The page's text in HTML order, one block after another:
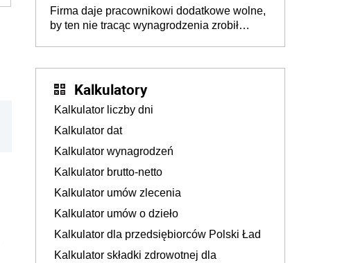
Firma daje pracownikowi dodatkowe wolne,
by ten nie tracąc wynagrodzenia zrobił
Kalkulatory
Kalkulator liczby dni
Kalkulator dat
Kalkulator wynagrodzeń
Kalkulator brutto-netto
Kalkulator umów zlecenia
Kalkulator umów o dzieło
Kalkulator dla przedsiębiorców Polski Ład
Kalkulator składki zdrowotnej dla